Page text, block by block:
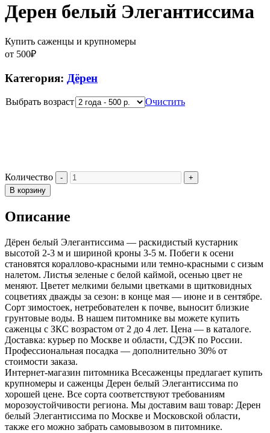
Дерен белый Элегантиссима
Купить саженцы и крупномеры
от 500₽
Категория: Дёрен
Выбрать возраст Очистить
Количество
В корзину
Описание
Дёрен белый Элегантиссима — раскидистый кустарник
высотой 2-3 м и шириной кроны 3-5 м. Побеги к осени
становятся кораллово-красными или темно-красными с сизым
налетом. Листья зеленые с белой каймой, осенью цвет не
меняют. Цветет мелкими белыми цветками в щитковидных
соцветиях дважды за сезон: в конце мая — июне и в сентябре.
Сорт зимостоек, нетребователен к почве, выносит близкие
грунтовые воды. В нашем питомнике вы можете купить
саженцы с ЗКС возрастом от 2 до 4 лет. Цена — в каталоге.
Доставка: курьер по Москве и области, СДЭК по России.
Профессиональная посадка — дополнительно 30% от
стоимости заказа.
Интернет-магазин питомника Всесаженцы предлагает купить
крупномеры и саженцы Дерен белый Элегантиссима по
хорошей цене. Все сорта соответствуют требованиям
морозоустойчивости региона. Мы доставим ваш товар: Дерен
белый Элегантиссима по Москве и Московской области,
также его можно забрать самовывозом в питомнике.